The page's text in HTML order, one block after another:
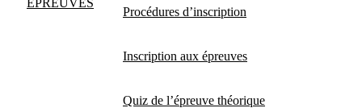
Procédures d’inscription
Inscription aux épreuves
Quiz de l’épreuve théorique